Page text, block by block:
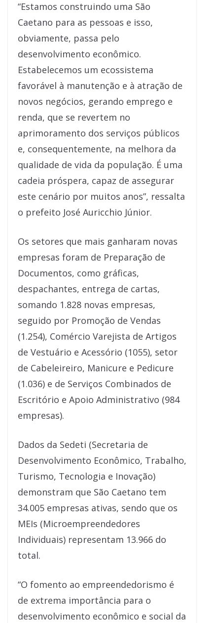
“Estamos construindo uma São
Caetano para as pessoas e isso,
obviamente, passa pelo
desenvolvimento econômico.
Estabelecemos um ecossistema
favorável à manutenção e à atração de
novos negócios, gerando emprego e
renda, que se revertem no
aprimoramento dos serviços públicos
e, consequentemente, na melhora da
qualidade de vida da população. É uma
cadeia próspera, capaz de assegurar
este cenário por muitos anos”, ressalta
o prefeito José Auricchio Júnior.
Os setores que mais ganharam novas
empresas foram de Preparação de
Documentos, como gráficas,
despachantes, entrega de cartas,
somando 1.828 novas empresas,
seguido por Promoção de Vendas
(1.254), Comércio Varejista de Artigos
de Vestuário e Acessório (1055), setor
de Cabeleireiro, Manicure e Pedicure
(1.036) e de Serviços Combinados de
Escritório e Apoio Administrativo (984
empresas).
Dados da Sedeti (Secretaria de
Desenvolvimento Econômico, Trabalho,
Turismo, Tecnologia e Inovação)
demonstram que São Caetano tem
34.005 empresas ativas, sendo que os
MEIs (Microempreendedores
Individuais) representam 13.966 do
total.
“O fomento ao empreendedorismo é
de extrema importância para o
desenvolvimento econômico e social da